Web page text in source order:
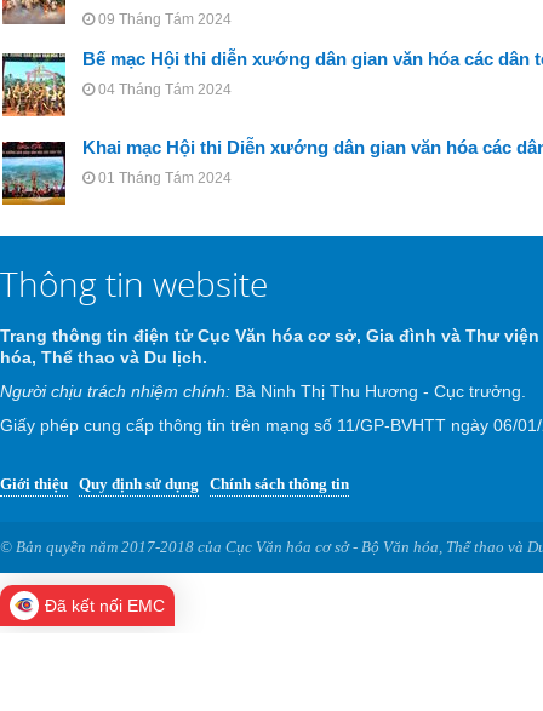
09 Tháng Tám 2024
Bế mạc Hội thi diễn xướng dân gian văn hóa các dân
04 Tháng Tám 2024
Khai mạc Hội thi Diễn xướng dân gian văn hóa các
01 Tháng Tám 2024
Thông tin website
Trang thông tin điện tử Cục Văn hóa cơ sở, Gia đình và Thư viện
hóa, Thể thao và Du lịch.
Người chịu trách nhiệm chính: Bà Ninh Thị Thu Hương - Cục trưởng.
Giấy phép cung cấp thông tin trên mạng số 11/GP-BVHTT ngày 06/
Giới thiệu Quy định sử dụng Chính sách thông tin
© Bản quyền năm 2017-2018 của Cục Văn hóa cơ sở - Bộ Văn hóa, Thể thao và
Đã kết nối EMC